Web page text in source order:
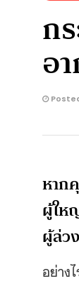
ก
อ
หาก
ผู้ให
ผู้ล่ว
อย่าง